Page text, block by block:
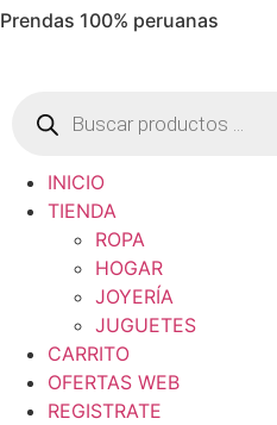
Ir
Prendas 100% peruanas
productos
INICIO
TIENDA
ROPA
HOGAR
JOYERÍA
JUGUETES
CARRITO
OFERTAS WEB
REGISTRATE